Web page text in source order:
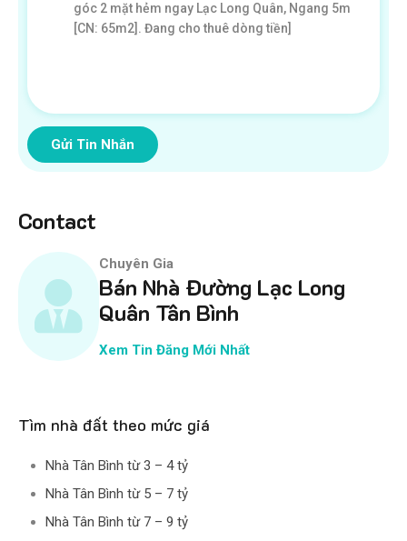
Gửi Tin Nhắn
Contact
Chuyên Gia
Bán Nhà Đường Lạc Long
Quân Tân Bình
Xem Tin Đăng Mới Nhất
Tìm nhà đất theo mức giá
Nhà Tân Bình từ 3 – 4 tỷ
Nhà Tân Bình từ 5 – 7 tỷ
Nhà Tân Bình từ 7 – 9 tỷ